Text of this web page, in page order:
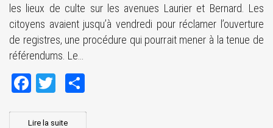
les lieux de culte sur les avenues Laurier et Bernard. Les
citoyens avaient jusqu’à vendredi pour réclamer l’ouverture
de registres, une procédure qui pourrait mener à la tenue de
référendums. Le…
FacebookTwitter
Lire la suite